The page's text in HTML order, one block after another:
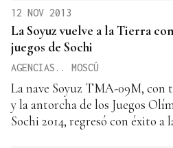
12 NOV 2013
La Soyuz vuelve a la Tierra
juegos de Sochi
AGENCIAS.. MOSCÚ
La nave Soyuz TMA-09M,
y la antorcha de los Juegos
Sochi 2014, regresó con éxito a